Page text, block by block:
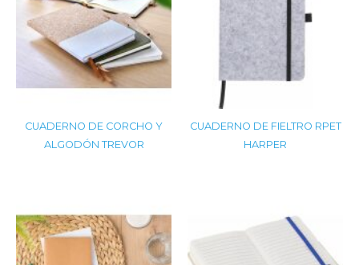
CUADERNO DE CORCHO Y
ALGODÓN TREVOR
CUADERNO DE FIELTRO RPET
HARPER